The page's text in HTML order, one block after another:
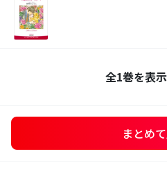
全1巻を表
まとめ